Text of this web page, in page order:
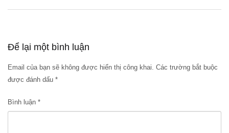
Để lại một bình luận
Email của bạn sẽ không được hiển thị công khai. Các trường bắt buộc
được đánh dấu *
Bình luận *